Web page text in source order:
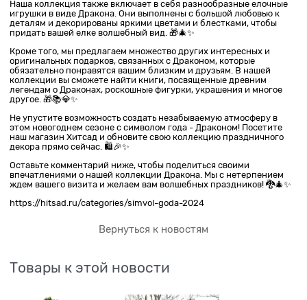
Наша коллекция также включает в себя разнообразные елочные
игрушки в виде Дракона. Они выполнены с большой любовью к
деталям и декорированы яркими цветами и блестками, чтобы
придать вашей елке волшебный вид. 🎁🎄✨
Кроме того, мы предлагаем множество других интересных и
оригинальных подарков, связанных с Драконом, которые
обязательно понравятся вашим близким и друзьям. В нашей
коллекции вы сможете найти книги, посвященные древним
легендам о Драконах, роскошные фигурки, украшения и многое
другое. 🎁📚💎✨
Не упустите возможность создать незабываемую атмосферу в
этом новогоднем сезоне с символом года - Драконом! Посетите
наш магазин Хитсад и обновите свою коллекцию праздничного
декора прямо сейчас. 🛍️🎉✨
Оставьте комментарий ниже, чтобы поделиться своими
впечатлениями о нашей коллекции Дракона. Мы с нетерпением
ждем вашего визита и желаем вам волшебных праздников! 🐉🎄✨
https://hitsad.ru/categories/simvol-goda-2024
Вернуться к новостям
Товары к этой новости